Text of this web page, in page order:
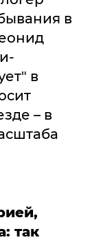
в
в
– в
так